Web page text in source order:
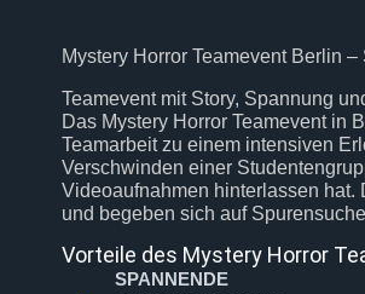
Mystery Horror Teamevent Berlin
Teamevent mit Story, Spannung
Das Mystery Horror Teamevent in
Teamarbeit zu einem intensiven
Verschwinden einer
Videoaufnahmen hinterlassen hat.
und begeben sich auf
Vorteile des Mystery Horror
SPANNENDE